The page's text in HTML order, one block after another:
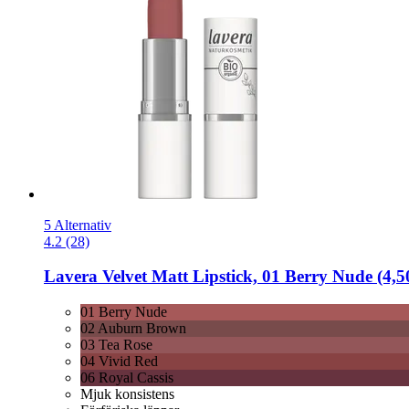
5 Alternativ
4.2 (28)
Lavera Velvet Matt Lipstick, 01 Berry Nude
01 Berry Nude
02 Auburn Brown
03 Tea Rose
04 Vivid Red
06 Royal Cassis
Mjuk konsistens